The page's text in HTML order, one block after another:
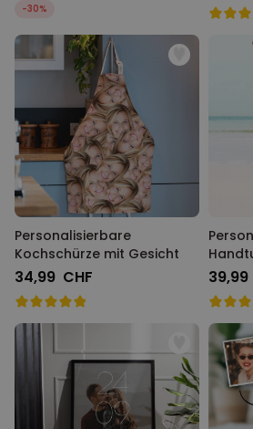
-30%
Personalisierbare
Kochschürze mit Gesicht
34,99 CHF 39,99